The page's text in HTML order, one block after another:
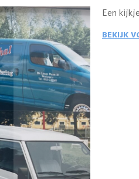
Een
BEKIJK